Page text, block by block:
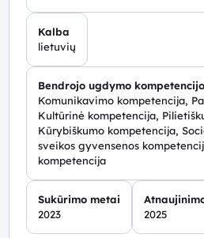
Kalba
lietuvių
Bendrojo ugdymo
Komunikavimo kompetencija,
Kultūrinė kompetencija,
Kūrybiškumo kompetencija,
sveikos gyvensenos
kompetencija
Sukūrimo metai
2023
2025